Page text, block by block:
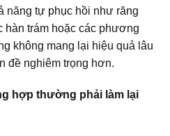
năng tự phục hồi như răng
hàn trám hoặc các phương
không mang lại hiệu quả lâu
đề nghiêm trọng hơn.
hợp thường phải làm lại